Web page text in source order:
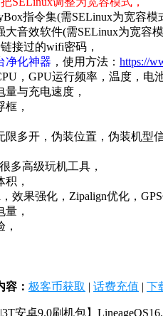
指令集(需SELinux为宽容模
大音效软件(需SELinux为宽容模
接过的wifi密码，
净化神器 ，使用方法： https://
，GPU运行频率，温度，电
与充电速度，
，
限多开，伪装位置，伪装机型
多高级玩机工具，
，
效果强化，Zipalign优化，
，
： 极客币获取 | 话费充值 | 下
安卓9.0刷机包】